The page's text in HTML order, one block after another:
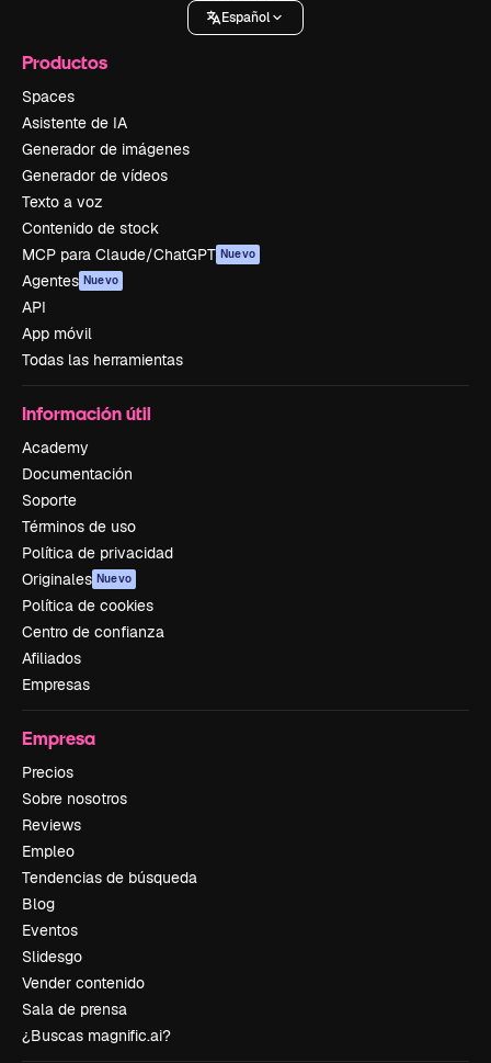
Español
Productos
Spaces
Asistente de IA
Generador de imágenes
Generador de vídeos
Texto a voz
Contenido de stock
MCP para Claude/ChatGPT Nuevo
Agentes Nuevo
API
App móvil
Todas las herramientas
Información útil
Academy
Documentación
Soporte
Términos de uso
Política de privacidad
Originales Nuevo
Política de cookies
Centro de confianza
Afiliados
Empresas
Empresa
Precios
Sobre nosotros
Reviews
Empleo
Tendencias de búsqueda
Blog
Eventos
Slidesgo
Vender contenido
Sala de prensa
¿Buscas magnific.ai?